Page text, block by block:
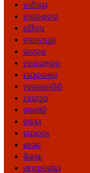
ବାଣିଜ୍ୟ
ବାଲେଶ୍ଵର
ବୌଦ୍ଧ
ବ୍ରହ୍ମପୁର
ଭଦ୍ରକ
ମନୋରଞ୍ଜନ
ମୟୂରଭଞ୍ଜ
ମାଲକାନଗିରି
ଯାଜପୁର
ରାଜନୀତି
ରାଜ୍ୟ
ରାୟଗଡ଼ା
ଶାସନ
ଶିକ୍ଷା
ସମ୍ପାଦକୀୟ